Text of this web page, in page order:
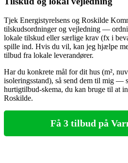
Tjek Energistyrelsens og Roskilde
tilskudsordninger og vejledning —
lokale tilskud eller særlige krav (fx i
spille ind. Hvis du vil, kan jeg hjælpe
tilbud fra lokale leverandører.
Har du konkrete mål for dit hus (m²,
isoleringsstand), så send dem til mig —
hurtigtilbud‑skema, du kan bruge til at
Roskilde.
Få 3 tilbud på